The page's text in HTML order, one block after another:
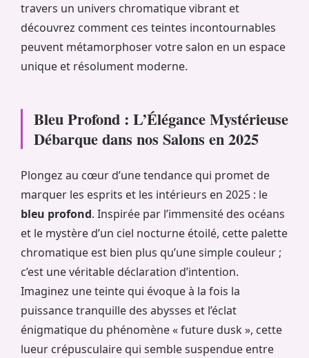
travers un univers chromatique vibrant et
découvrez comment ces teintes incontournables
peuvent métamorphoser votre salon en un espace
unique et résolument moderne.
Bleu Profond : L’Élégance Mystérieuse
Débarque dans nos Salons en 2025
Plongez au cœur d’une tendance qui promet de
marquer les esprits et les intérieurs en 2025 : le
bleu profond. Inspirée par l’immensité des océans
et le mystère d’un ciel nocturne étoilé, cette palette
chromatique est bien plus qu’une simple couleur ;
c’est une véritable déclaration d’intention.
Imaginez une teinte qui évoque à la fois la
puissance tranquille des abysses et l’éclat
énigmatique du phénomène « future dusk », cette
lueur crépusculaire qui semble suspendue entre